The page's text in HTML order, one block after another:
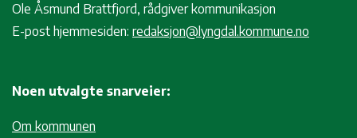
Ole Åsmund Brattfjord, rådgiver kommunikasjon
E-post hjemmesiden: redaksjon@lyngdal.kommune.no
Noen utvalgte snarveier:
Om kommunen